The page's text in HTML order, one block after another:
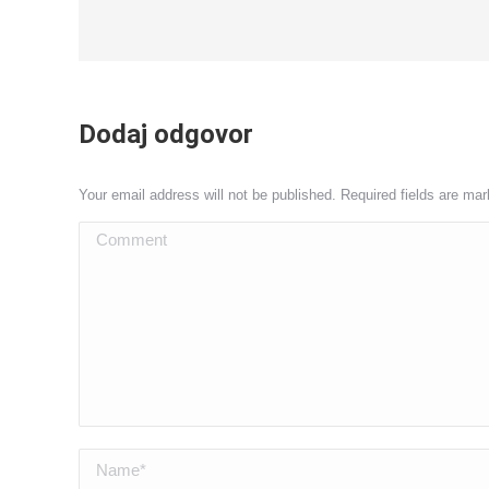
Dodaj odgovor
Your email address will not be published. Required fields are
Comment
Name *